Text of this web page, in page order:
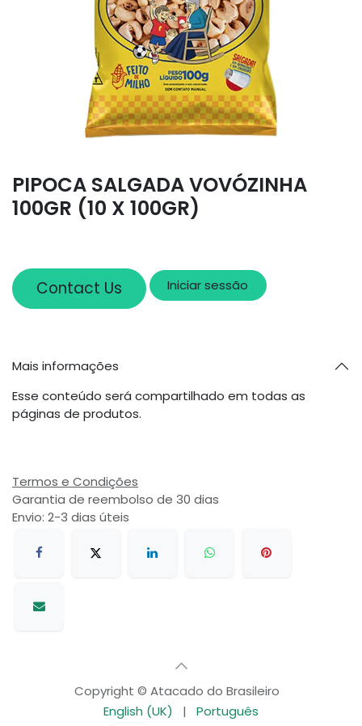
PIPOCA SALGADA VOVÓZINHA
100GR (10 X 100GR)
Contact Us Iniciar sessão
Mais informações
Esse conteúdo será compartilhado em todas as
páginas de produtos.
Termos e Condições
Garantia de reembolso de 30 dias
Envio: 2-3 dias úteis
Copyright © Atacado do Brasileiro
English (UK)
|
Português